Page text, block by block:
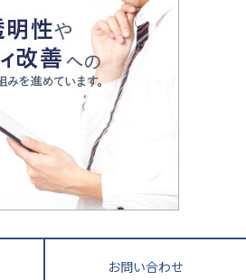
岡山県 広島県
高知県
長崎県 熊本県
沖縄県
区町村ランキング
人注目！最短距離の学力
」相談室
策
中学受験のリアル
が徹底解説！ 大学受験の羅
・高校
お問い合わせ